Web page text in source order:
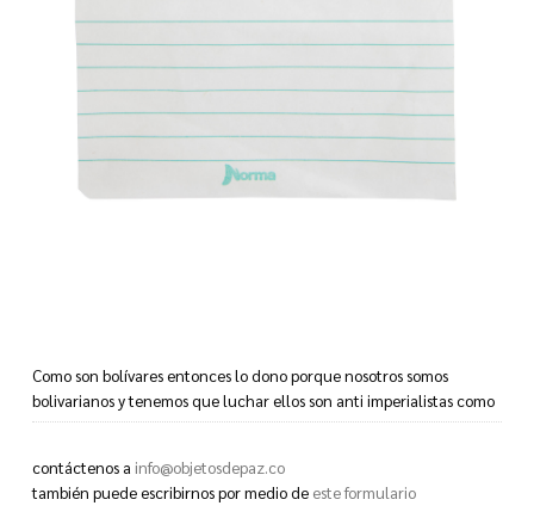
Como son bolívares entonces lo dono porque nosotros somos
bolivarianos y tenemos que luchar ellos son anti imperialistas como
yo.
Since they are Bolivars then I donate them because we are
contáctenos a info@objetosdepaz.co
también puede escribirnos por medio de este formulario